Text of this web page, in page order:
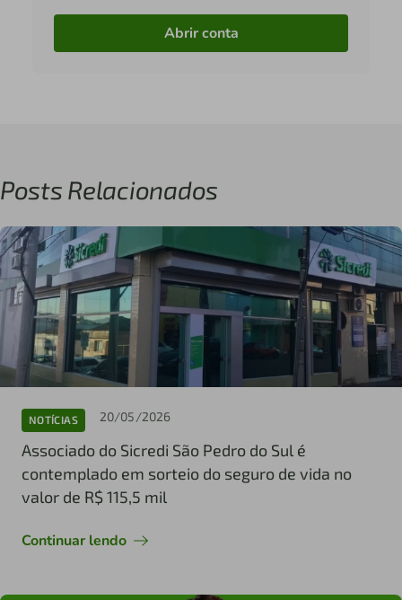
Abrir conta
Posts Relacionados
NOTÍCIAS 20/05/2026
Associado do Sicredi São Pedro do Sul é
contemplado em sorteio do seguro de vida no
valor de R$ 115,5 mil
Continuar lendo